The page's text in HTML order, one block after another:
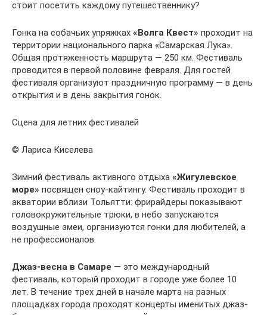
стоит посетить каждому путешественнику?
Гонка на собачьих упряжках «Волга Квест» проходит на
территории национального парка «Самарская Лука».
Общая протяженность маршрута — 250 км. Фестиваль
проводится в первой половине февраля. Для гостей
фестиваля организуют праздничную программу — в день
открытия и в день закрытия гонок.
Сцена для летних фестивалей
© Лариса Киселева
Зимний фестиваль активного отдыха «Жигулевское
море» посвящен сноу-кайтингу. Фестиваль проходит в
акватории вблизи Тольятти: фрирайдеры показывают
головокружительные трюки, в небо запускаются
воздушные змеи, организуются гонки для любителей, а
не профессионалов.
Джаз-весна в Самаре — это международный
фестиваль, который проходит в городе уже более 10
лет. В течение трех дней в начале марта на разных
площадках города проходят концерты именитых джаз-